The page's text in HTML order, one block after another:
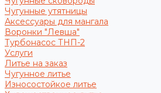
Чугунные утятницы
Аксессуары для мангала
Воронки "Левша"
Турбонасос ТНП-2
Услуги
Литье на заказ
Чугунное литье
Износостойкое литье